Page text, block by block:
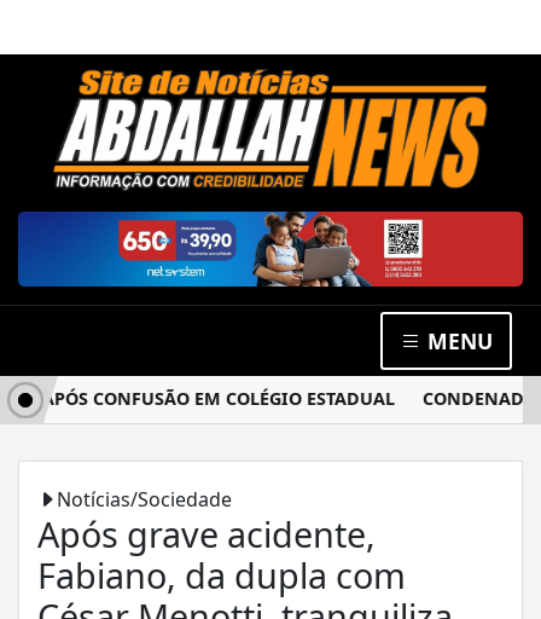
MENU
CONFUSÃO EM COLÉGIO ESTADUAL CONDENADO
Notícias/Sociedade
Após grave acidente,
Fabiano, da dupla com